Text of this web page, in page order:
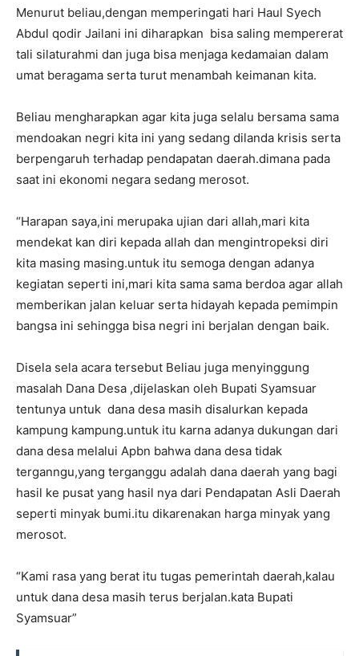
Menurut beliau,dengan memperingati hari Haul Syech
Abdul qodir Jailani ini diharapkan bisa saling mempererat
tali silaturahmi dan juga bisa menjaga kedamaian dalam
umat beragama serta turut menambah keimanan kita.
Beliau mengharapkan agar kita juga selalu bersama sama
mendoakan negri kita ini yang sedang dilanda krisis serta
berpengaruh terhadap pendapatan daerah.dimana pada
saat ini ekonomi negara sedang merosot.
“Harapan saya,ini merupaka ujian dari allah,mari kita
mendekat kan diri kepada allah dan mengintropeksi diri
kita masing masing.untuk itu semoga dengan adanya
kegiatan seperti ini,mari kita sama sama berdoa agar allah
memberikan jalan keluar serta hidayah kepada pemimpin
bangsa ini sehingga bisa negri ini berjalan dengan baik.
Disela sela acara tersebut Beliau juga menyinggung
masalah Dana Desa ,dijelaskan oleh Bupati Syamsuar
tentunya untuk dana desa masih disalurkan kepada
kampung kampung.untuk itu karna adanya dukungan dari
dana desa melalui Apbn bahwa dana desa tidak
terganngu,yang terganggu adalah dana daerah yang bagi
hasil ke pusat yang hasil nya dari Pendapatan Asli Daerah
seperti minyak bumi.itu dikarenakan harga minyak yang
merosot.
“Kami rasa yang berat itu tugas pemerintah daerah,kalau
untuk dana desa masih terus berjalan.kata Bupati
Syamsuar”